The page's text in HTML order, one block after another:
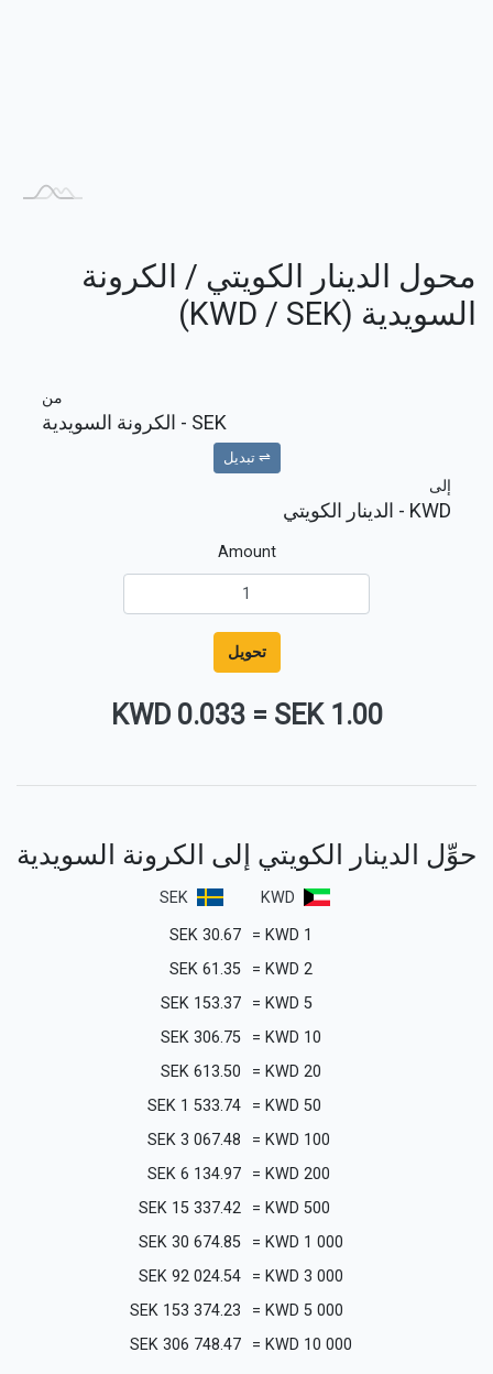
محول الدينار الكويتي / الكرونة
السويدية (KWD / SEK)
من
SEK - الكرونة السويدية
⇌ تبديل
إلى
KWD - الدينار الكويتي
Amount
تحويل
1.00 SEK
=
0.033 KWD
حوِّل الدينار الكويتي إلى الكرونة السويدية
KWD
SEK
1
KWD
=
30.67
SEK
2
KWD
=
61.35
SEK
5
KWD
=
153.37
SEK
10
KWD
=
306.75
SEK
20
KWD
=
613.50
SEK
50
KWD
=
1 533.74
SEK
100
KWD
=
3 067.48
SEK
200
KWD
=
6 134.97
SEK
500
KWD
=
15 337.42
SEK
1 000
KWD
=
30 674.85
SEK
3 000
KWD
=
92 024.54
SEK
5 000
KWD
=
153 374.23
SEK
10 000
KWD
=
306 748.47
SEK